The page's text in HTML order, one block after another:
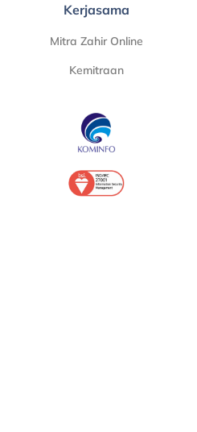
Kerjasama
Mitra Zahir Online
Kemitraan